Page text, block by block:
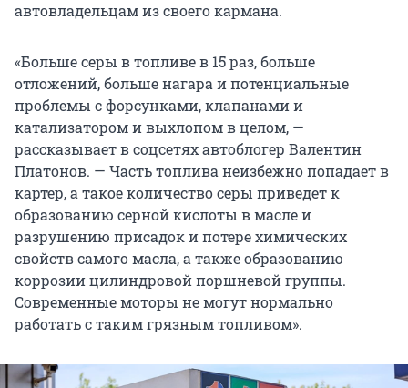
автовладельцам из своего кармана.
«Больше серы в топливе в 15 раз, больше
отложений, больше нагара и потенциальные
проблемы с форсунками, клапанами и
катализатором и выхлопом в целом, —
рассказывает в соцсетях автоблогер Валентин
Платонов. — Часть топлива неизбежно попадает в
картер, а такое количество серы приведет к
образованию серной кислоты в масле и
разрушению присадок и потере химических
свойств самого масла, а также образованию
коррозии цилиндровой поршневой группы.
Современные моторы не могут нормально
работать с таким грязным топливом».